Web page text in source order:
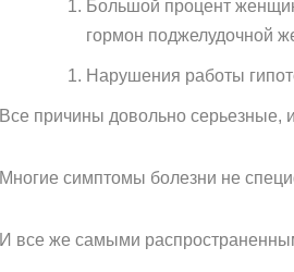
Большой процент
гормон поджелудочной
Нарушения работы
Все причины довольно серьезные,
Многие симптомы болезни не
И все же самыми